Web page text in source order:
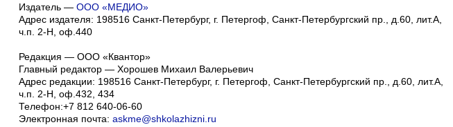
Издатель — ООО «МЕДИО»
Адрес издателя: 198516 Санкт-Петербург, г. Петергоф, Санкт-Петербургский пр., д.60, лит.А,
ч.п. 2-Н, оф.440
Редакция — ООО «Квантор»
Главный редактор — Хорошев Михаил Валерьевич
Адрес редакции: 198516 Санкт-Петербург, г. Петергоф Санкт-Петербургский пр., д.60, лит.А,
ч.п. 2-Н, оф.432, 434
Телефон:+7 812 640-06-60
Электронная почта: askme@shkolazhizni.ru